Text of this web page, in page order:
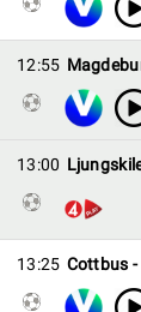
12:55
13:00
13:25 Cottbus